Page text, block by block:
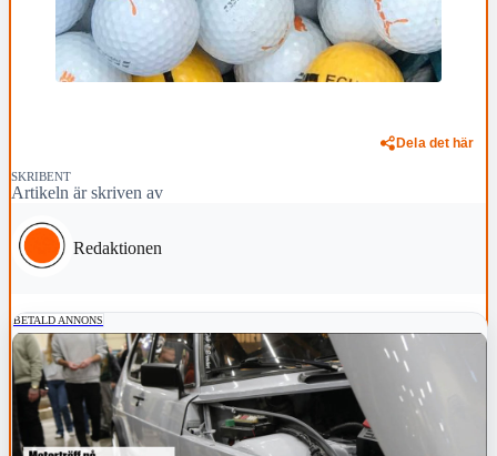
Dela det här
SKRIBENT
Artikeln är skriven av
Redaktionen
BETALD ANNONS